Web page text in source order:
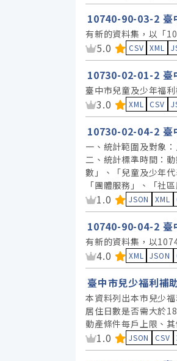
10740-90-03-2 臺
有新的資料集，以「
資料集評分：
5.0 CSV XML
10730-02-01-2 臺
臺中市兒童及少年福
資料集評分：
3.0 XML CSV
10730-02-04-2 臺
一、統計範圍及對象
二、統計標準時間：
數」、「兒童及少年
「團體服務」、「社
資料集評分：
1.0 JSON XML
10740-90-04-2 臺
有新的資料集，以
資料集評分：
4.0 XML JSON
臺中市兒少福利補
本資料列出本市兒少
居住日數是否需大於
動產條件每戶上限、
資料集評分：
1.0 JSON CSV